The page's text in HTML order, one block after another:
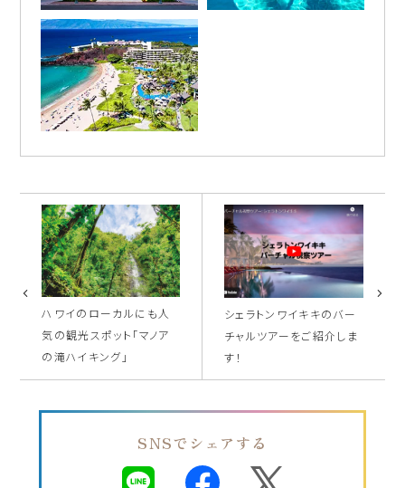
ハワイのローカルにも人
気の観光スポット「マノア
の滝ハイキング」
シェラトンワイキキのバー
チャルツアーをご紹介しま
す！
SNSでシェアする